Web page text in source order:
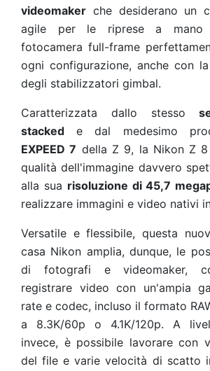
videomaker che desiderano un
agile per le riprese a
fotocamera full-frame
ogni configurazione, anche con
degli stabilizzatori gimbal.
Caratterizzata dallo stesso
stacked e dal medesimo
EXPEED 7 della Z 9, la Nikon Z 8
qualità dell'immagine davvero
alla sua risoluzione di45,7
realizzare immagini e video nativi
Versatile e flessibile, questa
casa Nikon amplia, dunque, le
di fotografi e videomaker,
registrare video con un'ampia
rate e codec, incluso il formato
a 8.3K/60p o 4.1K/120p. A
invece, è possibile lavorare con
del file e varie velocità di scatto